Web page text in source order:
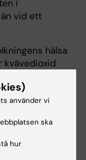
i
vid ett
hälsa
kvävedioxid
väsentligen
riktlinjerna är
200 µg/m
använder vi
ska
hur